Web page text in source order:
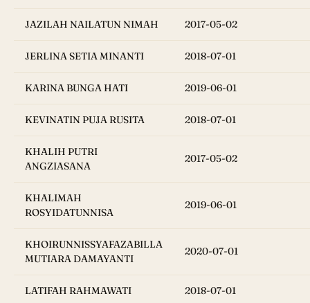
JAZILAH NAILATUN NIMAH 2017-05-02
JERLINA SETIA MINANTI 2018-07-01
KARINA BUNGA HATI 2019-06-01
KEVINATIN PUJA RUSITA 2018-07-01
KHALIH PUTRI
ANGZIASANA
2017-05-02
KHALIMAH
ROSYIDATUNNISA
2019-06-01
KHOIRUNNISSYAFAZABILLA
MUTIARA DAMAYANTI
2020-07-01
LATIFAH RAHMAWATI 2018-07-01